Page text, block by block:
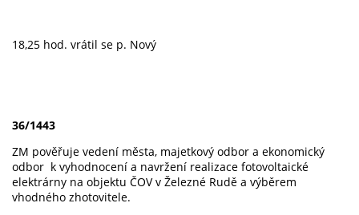
18,25 hod. vrátil se p. Nový
36/1443
ZM pověřuje vedení města, majetkový odbor a ekonomický
odbor k vyhodnocení a navržení realizace fotovoltaické
elektrárny na objektu ČOV v Železné Rudě a výběrem
vhodného zhotovitele.